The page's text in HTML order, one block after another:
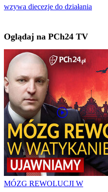
wzywa diecezje do działania
Oglądaj na PCh24 TV
MÓZG REWOLUCJI W